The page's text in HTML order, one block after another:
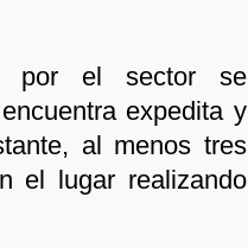
por el sector se
expedita y
al menos tres
el lugar realizando